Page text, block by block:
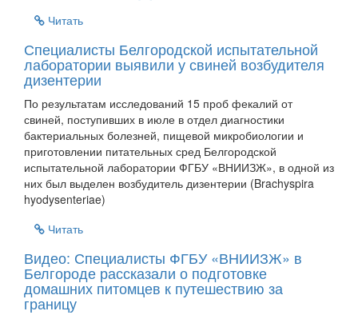
Читать
Специалисты Белгородской испытательной
лаборатории выявили у свиней возбудителя
дизентерии
По результатам исследований 15 проб фекалий от
свиней, поступивших в июле в отдел диагностики
бактериальных болезней, пищевой микробиологии и
приготовлении питательных сред Белгородской
испытательной лаборатории ФГБУ «ВНИИЗЖ», в одной из
них был выделен возбудитель дизентерии (Brachyspira
hyodysenteriae)
Читать
Видео: Специалисты ФГБУ «ВНИИЗЖ» в
Белгороде рассказали о подготовке
домашних питомцев к путешествию за
границу